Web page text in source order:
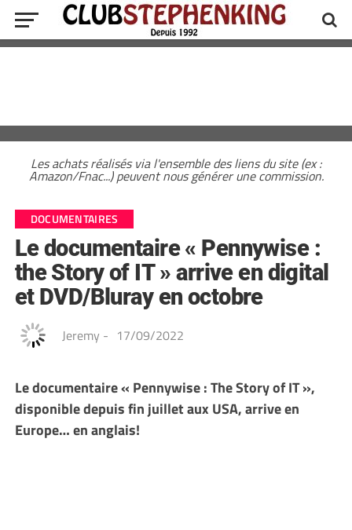
Les achats réalisés via l'ensemble des liens du site (ex :
Amazon/Fnac...) peuvent nous générer une commission.
DOCUMENTAIRES
Le documentaire « Pennywise :
the Story of IT » arrive en digital
et DVD/Bluray en octobre
Jeremy - 17/09/2022
Le documentaire « Pennywise : The Story of IT »,
disponible depuis fin juillet aux USA, arrive en
Europe… en anglais!